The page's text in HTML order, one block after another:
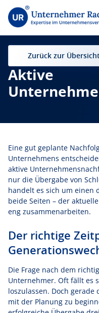
Zurück zur
Aktive
Eine gut geplante
Unternehmens
aktive
nur die Übergabe von
handelt es sich um einen
beide Seiten – der
eng zusammenarbeiten.
Der richtige
Die Frage nach dem
Unternehmer. Oft fällt es
loszulassen. Doch
mit der Planung zu